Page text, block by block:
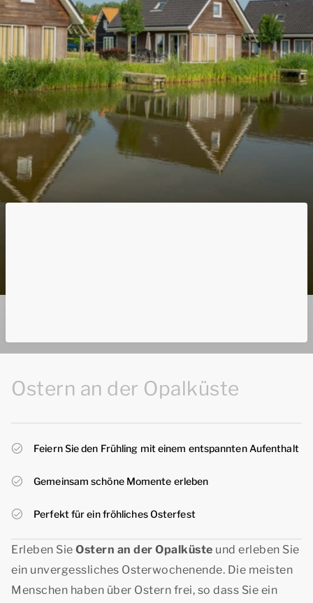
Ostern an der Opalküste
Feiern Sie den Frühling mit einem entspannten Aufenthalt
Gemeinsam schöne Momente erleben
Perfekt für ein fröhliches Osterfest
Erleben Sie Ostern an der Opalküste und erleben Sie
ein unvergessliches Osterwochenende. Die meisten
Menschen haben über Ostern frei, so dass Sie ein